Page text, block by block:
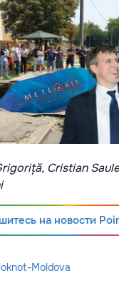
Cristian
на новости
Moldova